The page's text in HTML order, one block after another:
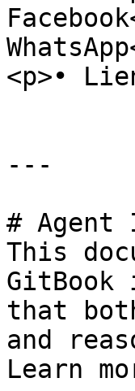
<p>•
---
# Agent
This
GitBook
that
and
Learn